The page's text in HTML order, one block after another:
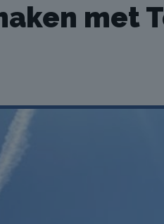
met